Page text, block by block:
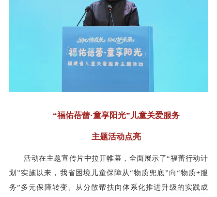
“福佑蓓蕾·童享阳光”儿童关爱服务
主题活动点亮
活动在主题宣传片中拉开帷幕，全面展示了“福蕾行动计
划”实施以来，我省困境儿童保障从“物质兜底”向“物质+服
务”多元保障转变、从分散帮扶向体系化推进升级的实践成